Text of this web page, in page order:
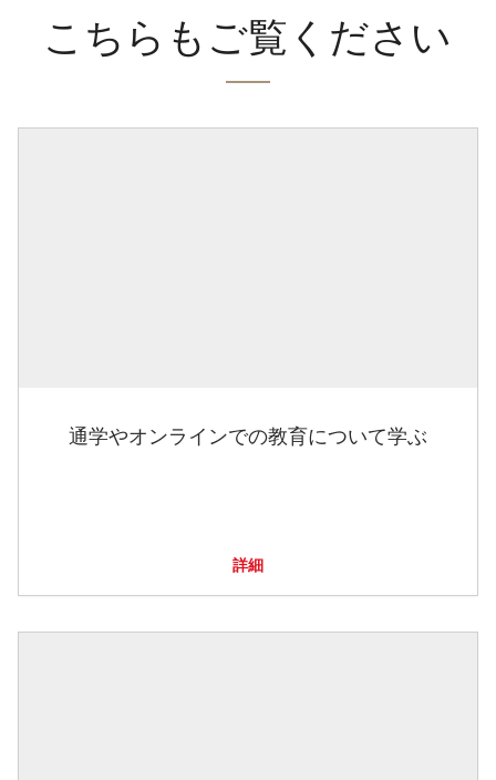
こちらもご覧ください
通学やオンラインでの教育について学ぶ
詳細